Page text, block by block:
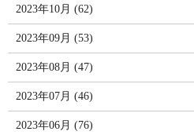
2023年10月 (62)
2023年09月 (53)
2023年08月 (47)
2023年07月 (46)
2023年06月 (76)